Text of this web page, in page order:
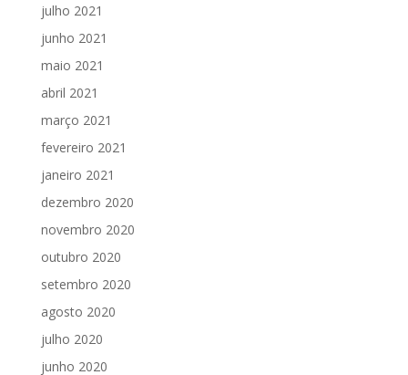
julho 2021
junho 2021
maio 2021
abril 2021
março 2021
fevereiro 2021
janeiro 2021
dezembro 2020
novembro 2020
outubro 2020
setembro 2020
agosto 2020
julho 2020
junho 2020